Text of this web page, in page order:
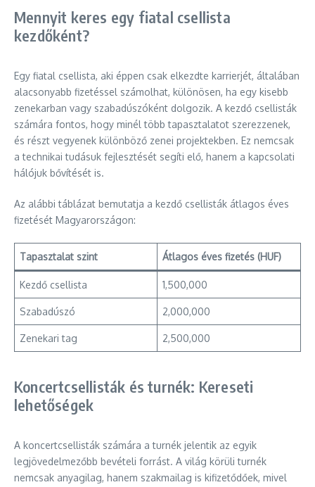
Mennyit keres egy fiatal csellista
kezdőként?
Egy fiatal csellista, aki éppen csak elkezdte karrierjét, általában
alacsonyabb fizetéssel számolhat, különösen, ha egy kisebb
zenekarban vagy szabadúszóként dolgozik. A kezdő csellisták
számára fontos, hogy minél több tapasztalatot szerezzenek,
és részt vegyenek különböző zenei projektekben. Ez nemcsak
a technikai tudásuk fejlesztését segíti elő, hanem a kapcsolati
hálójuk bővítését is.
Az alábbi táblázat bemutatja a kezdő csellisták átlagos éves
fizetését Magyarországon:
Tapasztalat szint Átlagos éves fizetés (HUF)
Kezdő csellista 1,500,000
Szabadúszó 2,000,000
Zenekari tag 2,500,000
Koncertcsellisták és turnék: Kereseti
lehetőségek
A koncertcsellisták számára a turnék jelentik az egyik
legjövedelmezőbb bevételi forrást. A világ körüli turnék
nemcsak anyagilag, hanem szakmailag is kifizetődőek, mivel